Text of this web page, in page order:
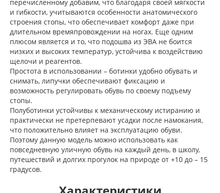
перечисленному добавим, что благодаря своей мягкости
и гибкости, учитываются особенности анатомического
строения стопы, что обеспечивает комфорт даже при
длительном времяпровождении на ногах. Еще одним
плюсом является и то, что подошва из ЭВА не боится
низких и высоких температур, устойчива к воздействию
щелочи и реагентов.
Простота в использовании – ботинки удобно обувать и
снимать, липучки обеспечивают фиксацию и
возможность регулировать обувь по своему подъему
стопы.
Полуботинки устойчивы к механическому истиранию и
практически не претерпевают усадки после намокания,
что положительно влияет на эксплуатацию обуви.
Поэтому данную модель можно использовать как
повседневную уличную обувь на каждый день, в школу,
путешествий и долгих прогулок на природе от +10 до – 15
градусов.